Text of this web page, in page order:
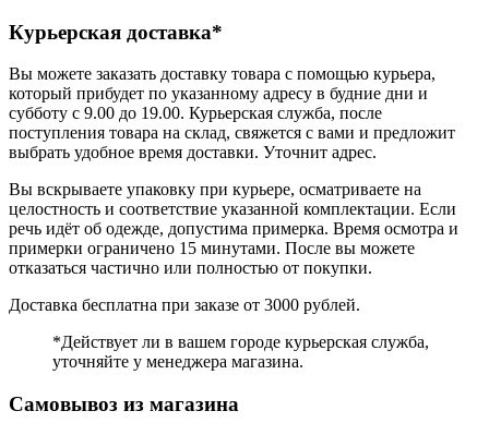
Курьерская доставка*
Вы можете заказать доставку товара с помощью курьера,
который прибудет по указанному адресу в будние дни и
субботу с 9.00 до 19.00. Курьерская служба, после
поступления товара на склад, свяжется с вами и предложит
выбрать удобное время доставки. Уточнит адрес.
Вы вскрываете упаковку при курьере, осматриваете на
целостность и соответствие указанной комплектации. Если
речь идёт об одежде, допустима примерка. Время осмотра и
примерки ограничено 15 минутами. После вы можете
отказаться частично или полностью от покупки.
Доставка бесплатна при заказе от 3000 рублей.
*Действует ли в вашем городе курьерская служба,
уточняйте у менеджера магазина.
Самовывоз из магазина